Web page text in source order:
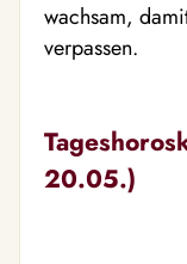
wachsam,
verpassen.
20.05.)